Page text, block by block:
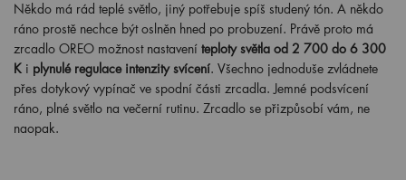
Někdo má rád teplé světlo, jiný potřebuje spíš studený tón. A někdo
ráno prostě nechce být oslněn hned po probuzení. Právě proto má
zrcadlo OREO možnost nastavení teploty světla od 2 700 do 6 300
K i plynulé regulace intenzity svícení. Všechno jednoduše zvládnete
přes dotykový vypínač ve spodní části zrcadla. Jemné podsvícení
ráno, plné světlo na večerní rutinu. Zrcadlo se přizpůsobí vám, ne
naopak.